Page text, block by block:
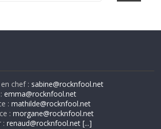
chef : sabine@rocknfool.net
:emma@rocknfool.net
:mathilde@rocknfool.net
:morgane@rocknfool.net
:renaud@rocknfool.net [...]